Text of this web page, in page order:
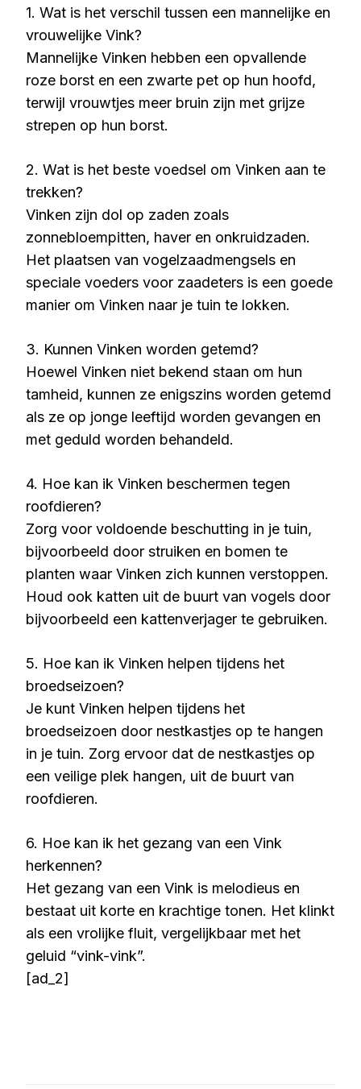
1. Wat is het verschil tussen een mannelijke en
vrouwelijke Vink?
Mannelijke Vinken hebben een opvallende
roze borst en een zwarte pet op hun hoofd,
terwijl vrouwtjes meer bruin zijn met grijze
strepen op hun borst.
2. Wat is het beste voedsel om Vinken aan te
trekken?
Vinken zijn dol op zaden zoals
zonnebloempitten, haver en onkruidzaden.
Het plaatsen van vogelzaadmengsels en
speciale voeders voor zaadeters is een goede
manier om Vinken naar je tuin te lokken.
3. Kunnen Vinken worden getemd?
Hoewel Vinken niet bekend staan om hun
tamheid, kunnen ze enigszins worden getemd
als ze op jonge leeftijd worden gevangen en
met geduld worden behandeld.
4. Hoe kan ik Vinken beschermen tegen
roofdieren?
Zorg voor voldoende beschutting in je tuin,
bijvoorbeeld door struiken en bomen te
planten waar Vinken zich kunnen verstoppen.
Houd ook katten uit de buurt van vogels door
bijvoorbeeld een kattenverjager te gebruiken.
5. Hoe kan ik Vinken helpen tijdens het
broedseizoen?
Je kunt Vinken helpen tijdens het
broedseizoen door nestkastjes op te hangen
in je tuin. Zorg ervoor dat de nestkastjes op
een veilige plek hangen, uit de buurt van
roofdieren.
6. Hoe kan ik het gezang van een Vink
herkennen?
Het gezang van een Vink is melodieus en
bestaat uit korte en krachtige tonen. Het klinkt
als een vrolijke fluit, vergelijkbaar met het
geluid “vink-vink”.
[ad_2]